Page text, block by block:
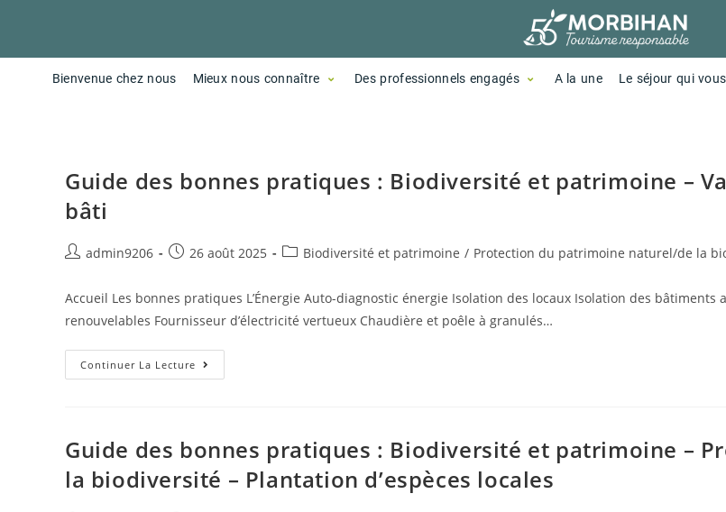
Bienvenue chez nous Mieux nous connaître Des professionnels engagés A la une Le séjour qui
Guide des bonnes pratiques : Biodiversité et patrimoine –
bâti
admin9206 26 août 2025 Biodiversité et patrimoine / Protection du patrimoine naturel/de la
Accueil Les bonnes pratiques L’Énergie Auto-diagnostic énergie Isolation des locaux Isolation des
renouvelables Fournisseur d’électricité vertueux Chaudière et poêle à granulés…
Continuer La Lecture
Guide des bonnes pratiques : Biodiversité et patrimoine –
la biodiversité – Plantation d’espèces locales